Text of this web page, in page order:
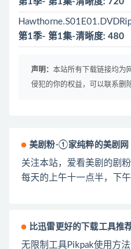
第1季- 第1集-清晰度: 480
声明： 本站所有下载链接均为
侵犯的你的权益，可以联系删
美剧粉-①家纯粹的美剧网
关注本站，爱看美剧的剧
每天的上午十一点半，下
比迅雷更好的下载工具推
无限制工具Pikpak使用方